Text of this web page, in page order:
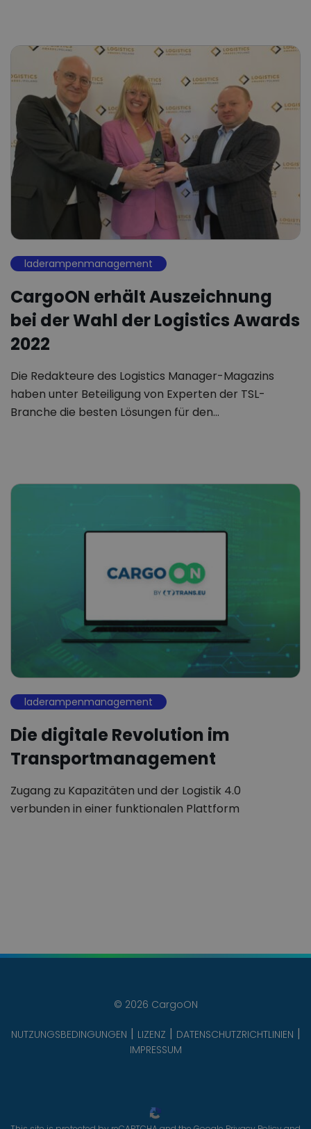
laderampenmanagement
CargoON erhält Auszeichnung
bei der Wahl der Logistics Awards
2022
Die Redakteure des Logistics Manager-Magazins
haben unter Beteiligung von Experten der TSL-
Branche die besten Lösungen für den…
laderampenmanagement
Die digitale Revolution im
Transportmanagement
Zugang zu Kapazitäten und der Logistik 4.0
verbunden in einer funktionalen Plattform
© 2026 CargoON
NUTZUNGSBEDINGUNGEN LIZENZ
DATENSCHUTZRICHTLINIEN
IMPRESSUM